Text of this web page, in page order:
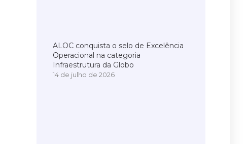
ALOC conquista o selo de Excelência
Operacional na categoria
Infraestrutura da Globo
14 de julho de 2026